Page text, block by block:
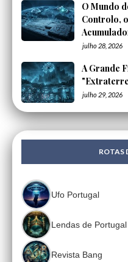
O Mundo
Controlo,
julho 28, 2026
A Grande
julho 29, 2026
ROTAS
Ufo Portugal
Lendas de Portugal
Revista Bang